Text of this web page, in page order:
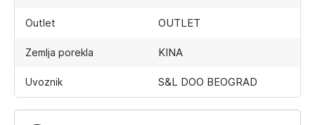
Outlet OUTLET
Zemlja porekla KINA
Uvoznik S&L DOO BEOGRAD